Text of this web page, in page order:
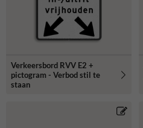
Verkeersbord RVV E2 +
pictogram - Verbod stil te
staan